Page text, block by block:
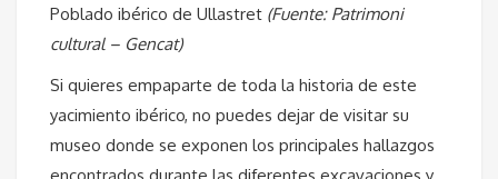
Poblado ibérico de Ullastret (Fuente: Patrimoni
cultural – Gencat)
Si quieres empaparte de toda la historia de este
yacimiento ibérico, no puedes dejar de visitar su
museo donde se exponen los principales hallazgos